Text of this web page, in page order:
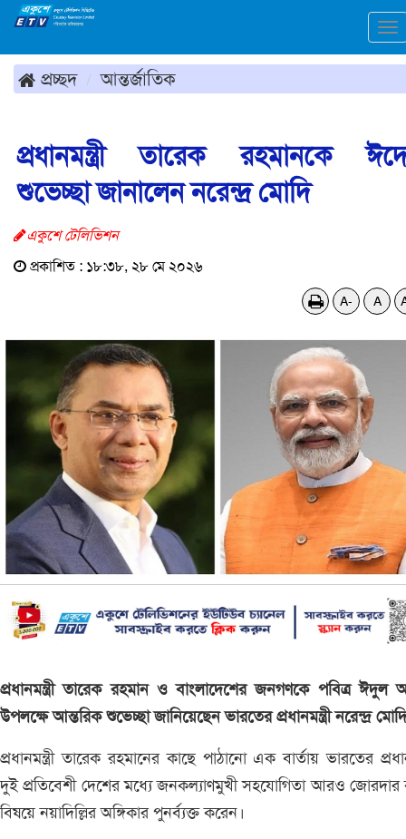
প্রচ্ছদ আন্তর্জাতিক
প্রধানমন্ত্রী তারেক রহমানকে
শুভেচ্ছা জানালেন নরেন্দ্র মোদি
একুশে টেলিভিশন
প্রকাশিত : ১৮:৩৮, ২৮ মে ২০২৬
A- A
প্রধানমন্ত্রী তারেক রহমান ও বাংলাদেশের জনগণকে পবিত্র ঈদুল
উপলক্ষে আন্তরিক শুভেচ্ছা জানিয়েছেন ভারতের প্রধানমন্ত্রী নরেন্দ্র
প্রধানমন্ত্রী তারেক রহমানের কাছে পাঠানো এক বার্তায় ভারতের
দুই প্রতিবেশী দেশের মধ্যে জনকল্যাণমুখী সহযোগিতা আরও জোরদার
বিষয়ে নয়াদিল্লির অঙ্গিকার পুনর্ব্যক্ত করেন।